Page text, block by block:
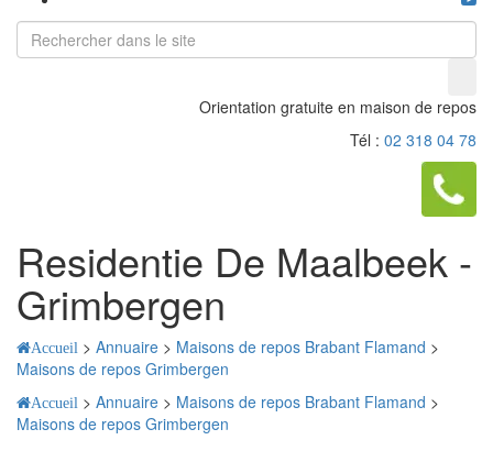
Orientation gratuite en maison de repos
Tél : 02 318 04 78
Residentie De Maalbeek -
Grimbergen
Accueil > Annuaire > Maisons de repos Brabant Flamand >
Maisons de repos Grimbergen
Accueil > Annuaire > Maisons de repos Brabant Flamand >
Maisons de repos Grimbergen